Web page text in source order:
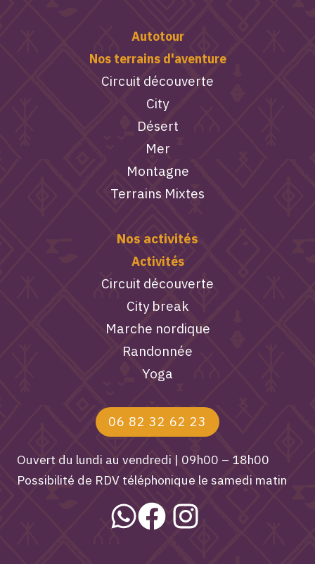
Autotour
Nos terrains d'aventure
Circuit découverte
City
Désert
Mer
Montagne
Terrains Mixtes
Nos activités
Activités
Circuit découverte
City break
Marche nordique
Randonnée
Yoga
06 82 32 62 23
Ouvert du lundi au vendredi | 09h00 – 18h00
Possibilité de RDV téléphonique le samedi matin